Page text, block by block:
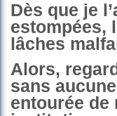
Dès que je
estompées,
lâches
Alors,
sans
entourée de